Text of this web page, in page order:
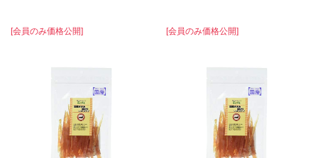
[会員のみ価格公開] [会員のみ価格公開]